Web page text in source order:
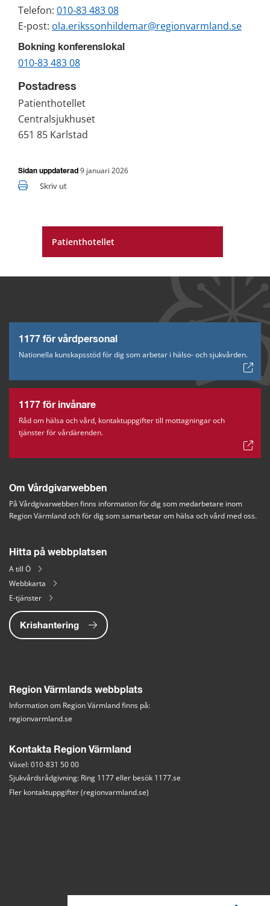
Patienthotellet
Telefon: 010-83 483 08
E-post: ola.erikssonhildemar@regionvarmland.se
Bokning konferenslokal
010-83 483 08
Postadress
Patienthotellet
Centralsjukhuset
651 85 Karlstad
Sidan uppdaterad 9 januari 2026
Skriv ut
1177 för vårdpersonal
Nationella kunskapsstöd för dig som arbetar i hälso- och sjukvården.
1177 för invånare
Råd om hälsa och vård, kontaktuppgifter till mottagningar och
tjänster för vårdärenden.
Om Vårdgivarwebben
På Vårdgivarwebben finns information för dig som medarbetare inom
Region Värmland och för dig som samarbetar om hälsa och vård med oss.
Hitta på webbplatsen
A till Ö
Webbkarta
E-tjänster
Krishantering
Region Värmlands webbplats
Information om Region Värmland finns på:
regionvarmland.se
Kontakta Region Värmland
Växel: 010-831 50 00
Sjukvårdsrådgivning: Ring 1177 eller besök 1177.se
Fler kontaktuppgifter (regionvarmland.se)